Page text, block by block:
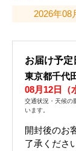
2026年08
お届け予定
東京都千代
08月12日（
交通状況・天候の
います。
開封後のお
了承くださ